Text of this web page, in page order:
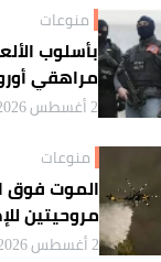
منوعات
بأسلوب
مراهقي
2 أغسطس 2026
منوعات
الموت فوق
مروحيتين
2 أغسطس 2026